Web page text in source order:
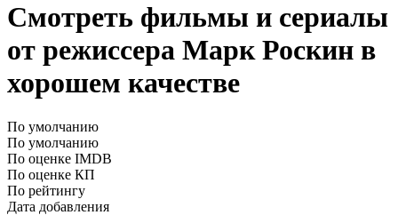
Смотреть фильмы и сериалы
от режиссера Марк Роскин в
хорошем качестве
По умолчанию
По умолчанию
По оценке IMDB
По оценке КП
По рейтингу
Дата добавления